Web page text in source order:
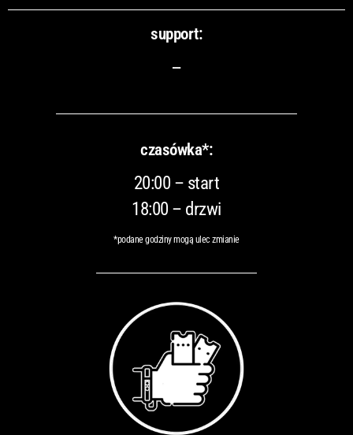
support:
–
czasówka*:
20:00 – start
18:00 – drzwi
*podane godziny mogą ulec zmianie